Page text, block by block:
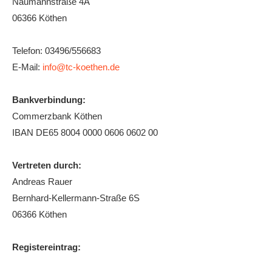
Mitgliedschaft
Bespannungsservice
Die Geschichte
Die Sponsoren
Die Fotos
Punktspiele
Punktspiele Wintersaison 2025/2026
TRAINING
06366 Köthen
Telefon: 03496/556683
E-Mail: info@tc-koethen.de
Bankverbindung:
Commerzbank Köthen
IBAN DE65 8004 0000 0606 0602 00
Vertreten durch:
Andreas Rauer
Bernhard-Kellermann-Straße 6S
06366 Köthen
Registereintrag: